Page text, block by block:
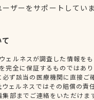
ザーをサポートしてい
ェルネスが調査した情報を
完全に保証するものではあ
ず該当の医療機関に直接ご
ェルネスではその賠償の責
部までご連絡をいただけま